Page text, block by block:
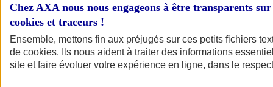
Chez AXA nous nous engageons à être transparents
cookies et traceurs !
Ensemble, mettons fin aux préjugés sur ces petits fichiers
de cookies. Ils nous aident à traiter des informations
site et faire évoluer votre expérience en ligne, dans le